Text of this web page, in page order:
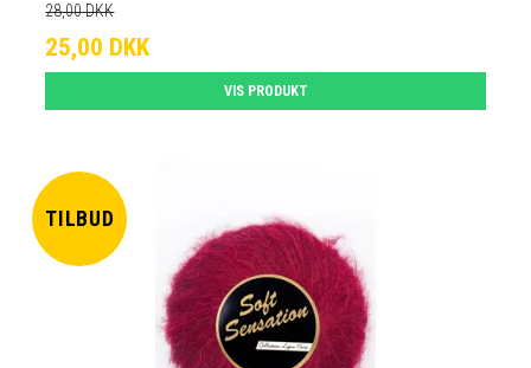
28,00 DKK
25,00 DKK
VIS PRODUKT
TILBUD